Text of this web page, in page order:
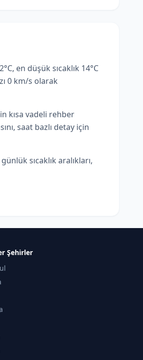
en düşük sıcaklık 14°C
0 km/s olarak
kısa vadeli rehber
saat bazlı detay için
sıcaklık aralıkları,
Şehirler